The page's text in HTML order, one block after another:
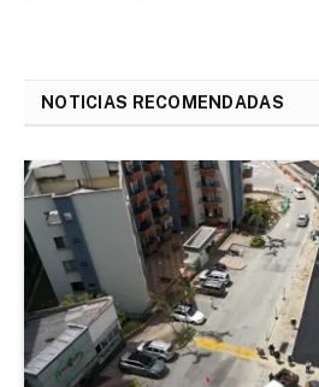
NOTICIAS RECOMENDADAS